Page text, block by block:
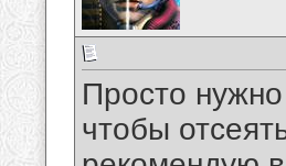
Просто
чтобы